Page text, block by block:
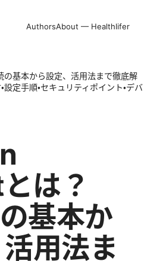
AuthorsAbout — Healthlifer
基本から設定、活用法まで徹底解
定手順・セキュリティポイント・デバ
は？
基本か
用法ま